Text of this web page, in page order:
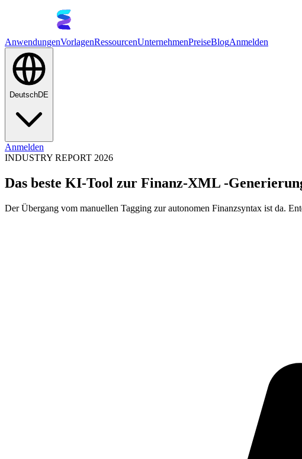
AnwendungenVorlagenRessourcenUnternehmenPreiseBlogAnmelden
DeutschDE
Anmelden
INDUSTRY REPORT 2026
Das beste KI-Tool zur Finanz-XML -
Der Übergang vom manuellen Tagging zur autonomen Finanzsyntax ist da.